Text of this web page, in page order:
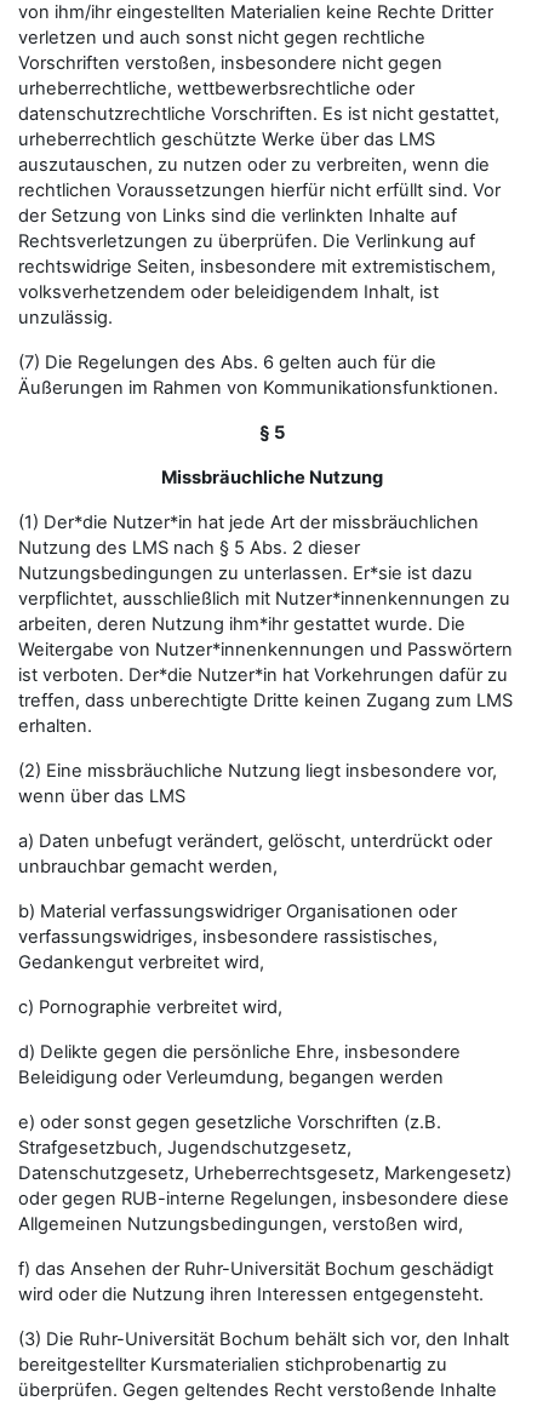
von ihm/ihr eingestellten Materialien keine Rechte Dritter
verletzen und auch sonst nicht gegen rechtliche
Vorschriften verstoßen, insbesondere nicht gegen
urheberrechtliche, wettbewerbsrechtliche oder
datenschutzrechtliche Vorschriften. Es ist nicht gestattet,
urheberrechtlich geschützte Werke über das LMS
auszutauschen, zu nutzen oder zu verbreiten, wenn die
rechtlichen Voraussetzungen hierfür nicht erfüllt sind. Vor
der Setzung von Links sind die verlinkten Inhalte auf
Rechtsverletzungen zu überprüfen. Die Verlinkung auf
rechtswidrige Seiten, insbesondere mit extremistischem,
volksverhetzendem oder beleidigendem Inhalt, ist
unzulässig.
(7) Die Regelungen des Abs. 6 gelten auch für die
Äußerungen im Rahmen von Kommunikationsfunktionen.
§ 5
Missbräuchliche Nutzung
(1) Der*die Nutzer*in hat jede Art der missbräuchlichen
Nutzung des LMS nach § 5 Abs. 2 dieser
Nutzungsbedingungen zu unterlassen. Er*sie ist dazu
verpflichtet, ausschließlich mit Nutzer*innenkennungen zu
arbeiten, deren Nutzung ihm*ihr gestattet wurde. Die
Weitergabe von Nutzer*innenkennungen und Passwörtern
ist verboten. Der*die Nutzer*in hat Vorkehrungen dafür zu
treffen, dass unberechtigte Dritte keinen Zugang zum LMS
erhalten.
(2) Eine missbräuchliche Nutzung liegt insbesondere vor,
wenn über das LMS
a) Daten unbefugt verändert, gelöscht, unterdrückt oder
unbrauchbar gemacht werden,
b) Material verfassungswidriger Organisationen oder
verfassungswidriges, insbesondere rassistisches,
Gedankengut verbreitet wird,
c) Pornographie verbreitet wird,
d) Delikte gegen die persönliche Ehre, insbesondere
Beleidigung oder Verleumdung, begangen werden
e) oder sonst gegen gesetzliche Vorschriften (z.B.
Strafgesetzbuch, Jugendschutzgesetz,
Datenschutzgesetz, Urheberrechtsgesetz, Markengesetz)
oder gegen RUB-interne Regelungen, insbesondere diese
Allgemeinen Nutzungsbedingungen, verstoßen wird,
f) das Ansehen der Ruhr-Universität Bochum geschädigt
wird oder die Nutzung ihren Interessen entgegensteht.
(3) Die Ruhr-Universität Bochum behält sich vor, den Inhalt
bereitgestellter Kursmaterialien stichprobenartig zu
überprüfen. Gegen geltendes Recht verstoßende Inhalte